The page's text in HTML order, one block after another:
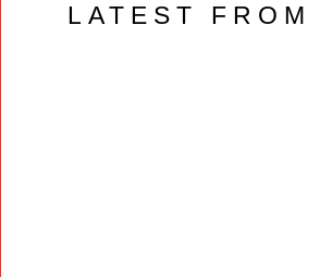
LATEST FROM